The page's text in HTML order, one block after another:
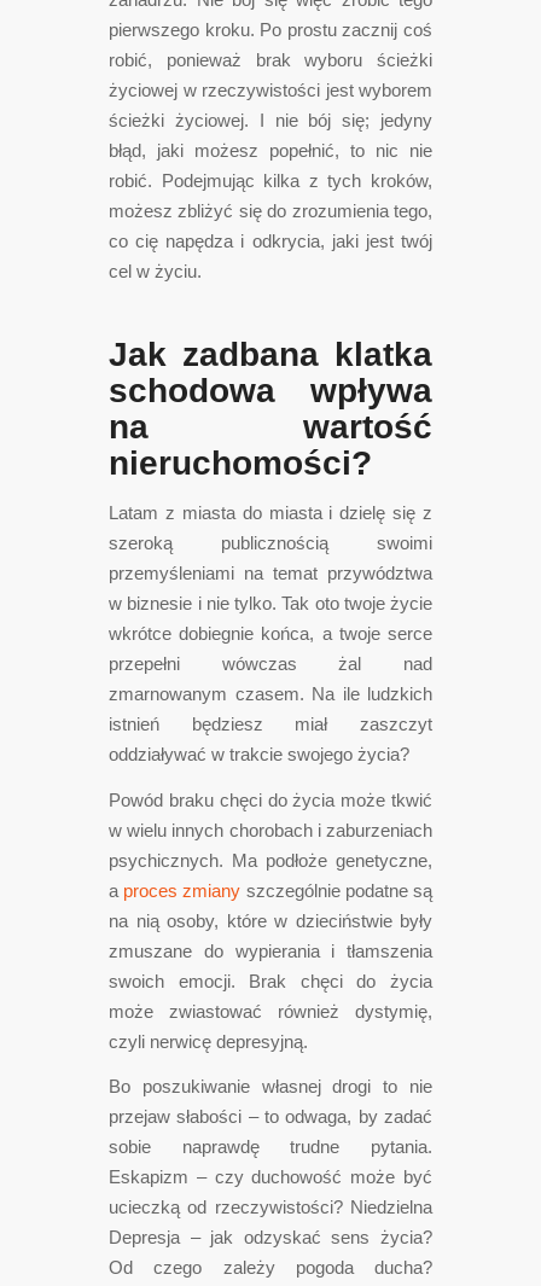
pierwszego kroku. Po prostu zacznij coś
robić, ponieważ brak wyboru ścieżki
życiowej w rzeczywistości jest wyborem
ścieżki życiowej. I nie bój się; jedyny
błąd, jaki możesz popełnić, to nic nie
robić. Podejmując kilka z tych kroków,
możesz zbliżyć się do zrozumienia tego,
co cię napędza i odkrycia, jaki jest twój
cel w życiu.
Jak zadbana klatka
schodowa wpływa
na wartość
nieruchomości?
Latam z miasta do miasta i dzielę się z
szeroką publicznością swoimi
przemyśleniami na temat przywództwa
w biznesie i nie tylko. Tak oto twoje życie
wkrótce dobiegnie końca, a twoje serce
przepełni wówczas żal nad
zmarnowanym czasem. Na ile ludzkich
istnień będziesz miał zaszczyt
oddziaływać w trakcie swojego życia?
Powód braku chęci do życia może tkwić
w wielu innych chorobach i zaburzeniach
psychicznych. Ma podłoże genetyczne,
a proces zmiany szczególnie podatne są
na nią osoby, które w dzieciństwie były
zmuszane do wypierania i tłamszenia
swoich emocji. Brak chęci do życia
może zwiastować również dystymię,
czyli nerwicę depresyjną.
Bo poszukiwanie własnej drogi to nie
przejaw słabości – to odwaga, by zadać
sobie naprawdę trudne pytania.
Eskapizm – czy duchowość może być
ucieczką od rzeczywistości? Niedzielna
Depresja – jak odzyskać sens życia?
Od czego zależy pogoda ducha?